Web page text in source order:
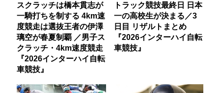
スクラッチは橋本貫志が
一騎打ちを制する 4km速
度競走は選抜王者の伊澤
璃空が春夏制覇 ／男子ス
クラッチ・4km速度競走
『2026インターハイ自転
車競技』
トラック競技最終日 日本
一の高校生が決まる／3
日目 リザルトまとめ
『2026インターハイ自転
車競技』